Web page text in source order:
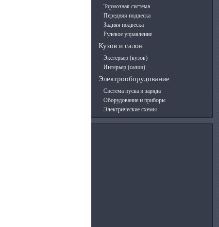
Тормозная система
Передняя подвеска
Задняя подвеска
Рулевое управление
Кузов и салон
Экстерьер (кузов)
Интерьер (салон)
Электрооборудование
Система пуска и заряда
Оборудование и приборы
Электрические схемы